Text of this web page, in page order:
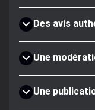
Des avis
Une
Une